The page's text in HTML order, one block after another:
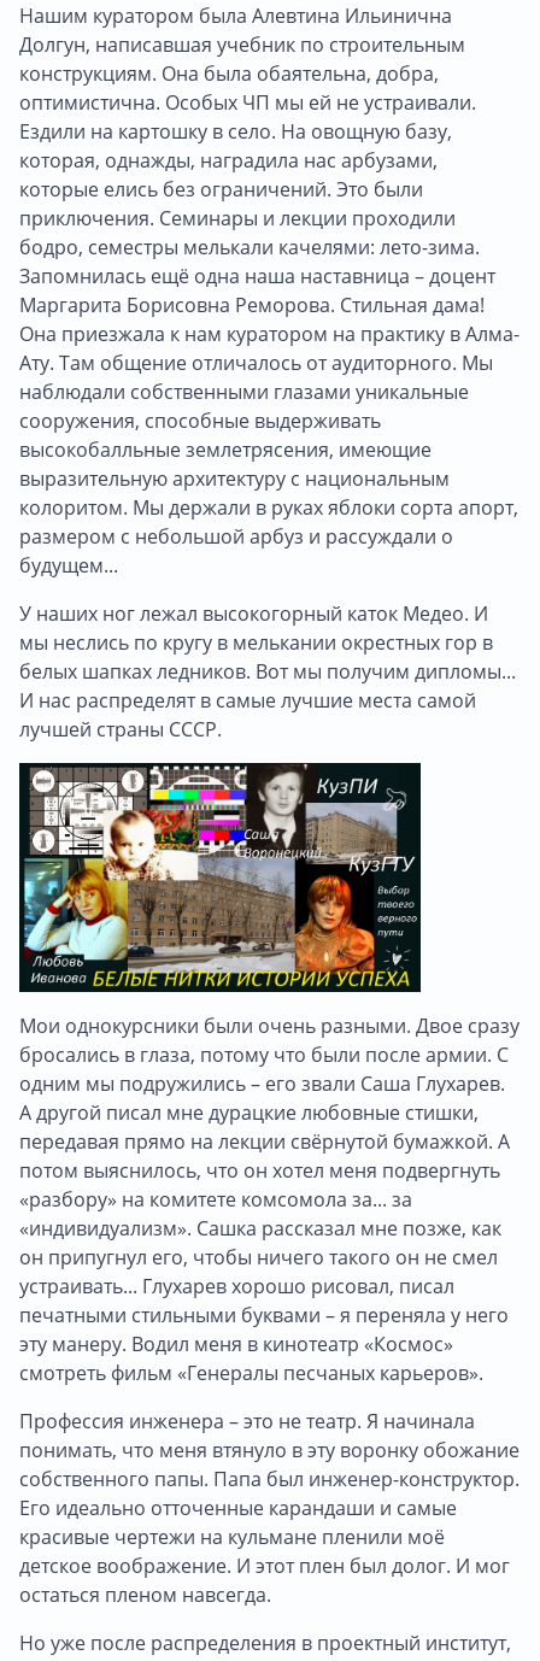
Нашим куратором была Алевтина Ильинична
Долгун, написавшая учебник по строительным
конструкциям. Она была обаятельна, добра,
оптимистична. Особых ЧП мы ей не устраивали.
Ездили на картошку в село. На овощную базу,
которая, однажды, наградила нас арбузами,
которые елись без ограничений. Это были
приключения. Семинары и лекции проходили
бодро, семестры мелькали качелями: лето-зима.
Запомнилась ещё одна наша наставница – доцент
Маргарита Борисовна Реморова. Стильная дама!
Она приезжала к нам куратором на практику в Алма-
Ату. Там общение отличалось от аудиторного. Мы
наблюдали собственными глазами уникальные
сооружения, способные выдерживать
высокобалльные землетрясения, имеющие
выразительную архитектуру с национальным
колоритом. Мы держали в руках яблоки сорта апорт,
размером с небольшой арбуз и рассуждали о
будущем...
У наших ног лежал высокогорный каток Медео. И
мы неслись по кругу в мелькании окрестных гор в
белых шапках ледников. Вот мы получим дипломы...
И нас распределят в самые лучшие места самой
лучшей страны СССР.
Мои однокурсники были очень разными. Двое сразу
бросались в глаза, потому что были после армии. С
одним мы подружились – его звали Саша Глухарев.
А другой писал мне дурацкие любовные стишки,
передавая прямо на лекции свёрнутой бумажкой. А
потом выяснилось, что он хотел меня подвергнуть
«разбору» на комитете комсомола за... за
«индивидуализм». Сашка рассказал мне позже, как
он припугнул его, чтобы ничего такого он не смел
устраивать... Глухарев хорошо рисовал, писал
печатными стильными буквами – я переняла у него
эту манеру. Водил меня в кинотеатр «Космос»
смотреть фильм «Генералы песчаных карьеров».
Профессия инженера – это не театр. Я начинала
понимать, что меня втянуло в эту воронку обожание
собственного папы. Папа был инженер-конструктор.
Его идеально отточенные карандаши и самые
красивые чертежи на кульмане пленили моё
детское воображение. И этот плен был долог. И мог
остаться пленом навсегда.
Но уже после распределения в проектный институт,